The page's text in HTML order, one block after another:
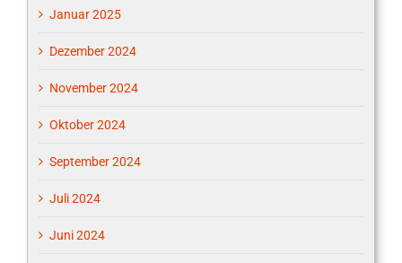
Januar 2025
Dezember 2024
November 2024
Oktober 2024
September 2024
Juli 2024
Juni 2024